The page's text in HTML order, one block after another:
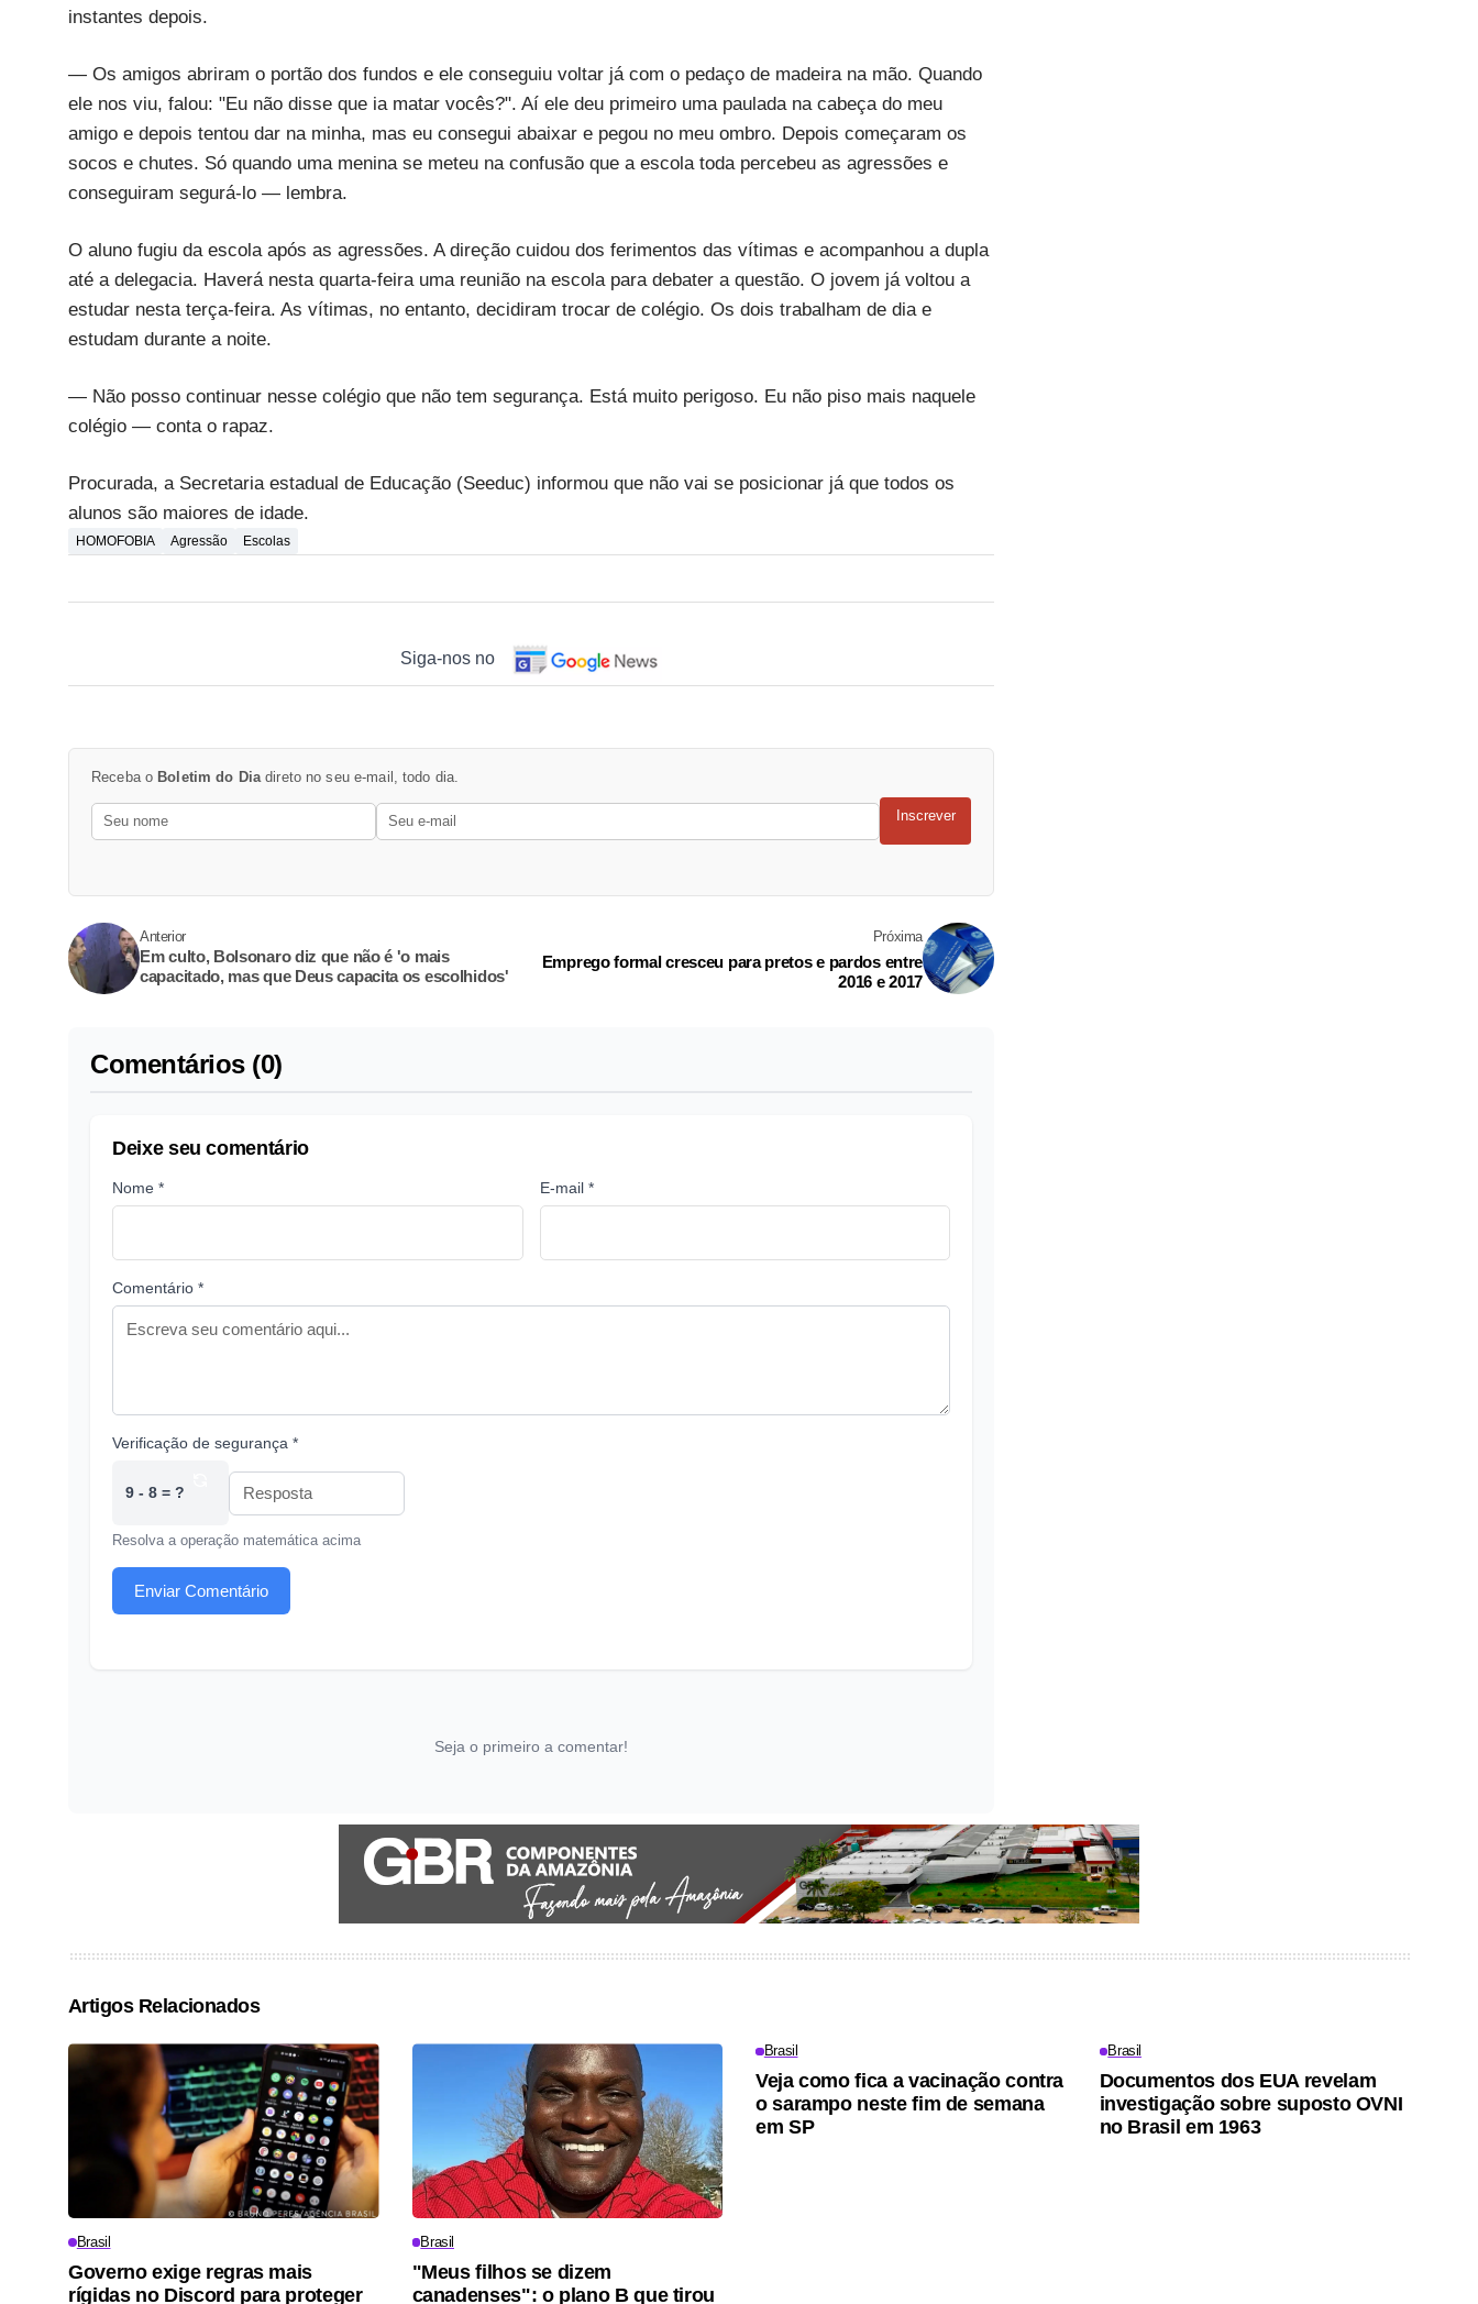
instantes depois.
— Os amigos abriram o portão dos fundos e ele conseguiu voltar já com o pedaço de madeira na mão. Quando
ele nos viu, falou: "Eu não disse que ia matar vocês?". Aí ele deu primeiro uma paulada na cabeça do meu
amigo e depois tentou dar na minha, mas eu consegui abaixar e pegou no meu ombro. Depois começaram os
socos e chutes. Só quando uma menina se meteu na confusão que a escola toda percebeu as agressões e
conseguiram segurá-lo — lembra.
O aluno fugiu da escola após as agressões. A direção cuidou dos ferimentos das vítimas e acompanhou a dupla
até a delegacia. Haverá nesta quarta-feira uma reunião na escola para debater a questão. O jovem já voltou a
estudar nesta terça-feira. As vítimas, no entanto, decidiram trocar de colégio. Os dois trabalham de dia e
estudam durante a noite.
— Não posso continuar nesse colégio que não tem segurança. Está muito perigoso. Eu não piso mais naquele
colégio — conta o rapaz.
Procurada, a Secretaria estadual de Educação (Seeduc) informou que não vai se posicionar já que todos os
alunos são maiores de idade.
HOMOFOBIA Agressão Escolas
Siga-nos no
Receba o Boletim do Dia direto no seu e-mail, todo dia.
Inscrever
Anterior
Em culto, Bolsonaro diz que não é 'o mais
capacitado, mas que Deus capacita os escolhidos'
Próxima
Emprego formal cresceu para pretos e pardos entre
2016 e 2017
Comentários (0)
Deixe seu comentário
Nome * E-mail *
Comentário *
Verificação de segurança *
9 - 8 = ?
Resolva a operação matemática acima
Enviar Comentário
Seja o primeiro a comentar!
Artigos Relacionados
Brasil
Governo exige regras mais
rígidas no Discord para proteger
Brasil
"Meus filhos se dizem
canadenses": o plano B que tirou
Brasil
Veja como fica a vacinação contra
o sarampo neste fim de semana
em SP
Brasil
Documentos dos EUA revelam
investigação sobre suposto OVNI
no Brasil em 1963